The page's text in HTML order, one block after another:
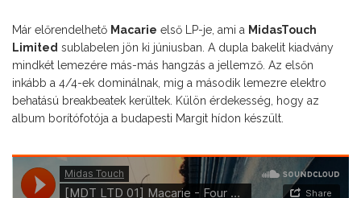
Már előrendelhető Macarie első LP-je, ami a MidasTouch
Limited sublabelen jön ki júniusban. A dupla bakelit kiadvány
mindkét lemezére más-más hangzás a jellemző. Az elsőn
inkább a 4/4-ek dominálnak, mig a második lemezre elektro
behatású breakbeatek kerültek. Külön érdekesség, hogy az
album borítófotója a budapesti Margit hídon készült.